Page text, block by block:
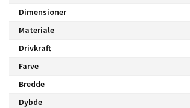
Dimensioner
Materiale
Drivkraft
Farve
Bredde
Dybde